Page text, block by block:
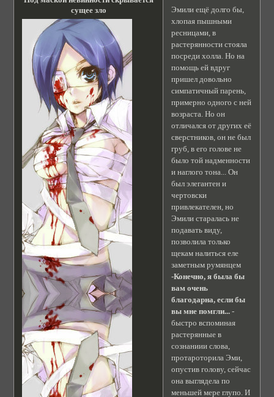
сущее зло
Эмили ещё долго бы,
хлопая пышными
ресницами, в
растерянности стояла
посреди холла. Но на
помощь ей вдруг
пришел довольно
симпатичный парень,
примерно одного с ней
возраста. Но он
отличался от других её
сверстников, он не был
груб, в его голове не
было той надменности
и наглого тона... Он
был элегантен и
чертовски
привлекателен, но
Эмили старалась не
подавать виду,
позволила только
щекам налиться еле
заметным румянцем
-Конечно, я была бы
вам очень
благодарна, если бы
вы мне помгли...-
быстро вспоминая
растерянные в
сознаниии слова,
протароторила Эми,
опустив голову, сейчас
она выглядела по
меньшей мере глупо. И